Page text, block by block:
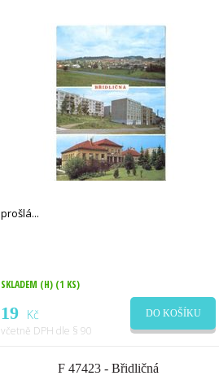
prošlá
SKLADEM (H) (1 KS)
19 Kč
včetně DPH dle § 90
DO KOŠÍKU
F 47423 - Břidličná